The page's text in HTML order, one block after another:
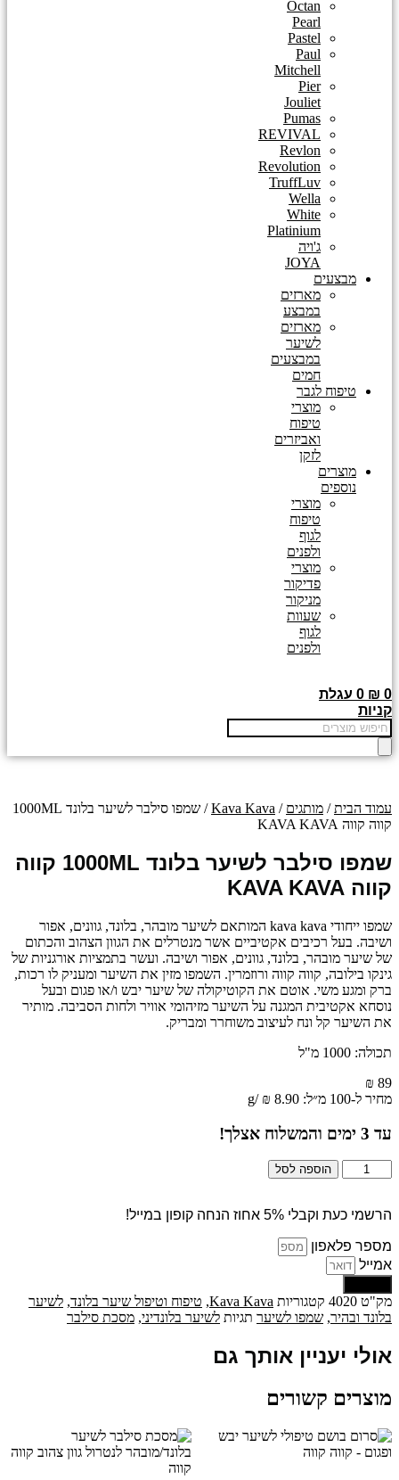
Octan
Pearl
Pastel
Paul
Mitchell
Pier
Jouliet
Pumas
REVIVAL
Revlon
Revolution
TruffLuv
Wella
White
Platinium
ג'ויה
JOYA
מבצעים
מארזים
במבצע
מארזים
לשיער
במבצעים
חמים
טיפוח לגבר
מוצרי
טיפוח
ואביזרים
לזקן
מוצרים
נוספים
מוצרי
טיפוח
לגוף
ולפנים
מוצרי
פדיקור
מניקור
שעוות
לגוף
ולפנים
₪ 0
0 עגלת
קניות
Products
search
עמוד הבית/ מותגים /
Kava Kava
/ שמפו סילבר לשיער בלונד 1000ML
קווה קווה KAVA KAVA
שמפו סילבר לשיער בלונד 1000ML קווה
קווה KAVA KAVA
שמפו ייחודי kava kava המותאם לשיער מובהר, בלונד, גוונים, אפור
ושיבה. בעל רכיבים אקטיביים אשר מנטרלים את הגוון הצהוב והכתום
של שיער מובהר, בלונד, גוונים, אפור ושיבה. ועשר בתמציות אורגניות של
גינקו בילובה, קווה קווה ורוזמרין. השמפו מזין את השיער ומעניק לו רכות,
ברק ומגע משי. אוטם את הקוטיקולה של שיער יבש ו/או פגום ובעל
נוסחא אקטיבית המגנה על השיער מזיהומי אוויר ולחות הסביבה. מותיר
את השיער קל ונח לעיצוב משוחרר ומבריק.
תכולה: 1000 מ"ל
₪ 89
מחיר ל-100 מ״ל:
₪ 8.90
/
g
עד 3 ימים והמשלוח אצלך!
כמות
של
סילבר
בלונד
1000ML
קווה
קווה
KAVA
KAVA
הוספה לסל
הרשמי כעת וקבלי 5% אחוז הנחה קופון במייל!
מספר פלאפון
אמייל
מק"ט 4020 קטגוריות Kava Kava
, טיפוח וטיפול שיער בלונד, לשיער
בלונד ובהיר, שמפו לשיער תגיות לשיער בלונדיני, מסכת סילבר
אולי יעניין אותך גם
מוצרים קשורים